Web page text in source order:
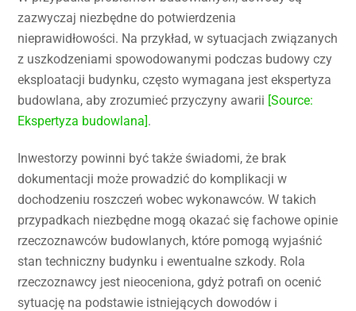
zazwyczaj niezbędne do potwierdzenia
nieprawidłowości. Na przykład, w sytuacjach związanych
z uszkodzeniami spowodowanymi podczas budowy czy
eksploatacji budynku, często wymagana jest ekspertyza
budowlana, aby zrozumieć przyczyny awarii [Source:
Ekspertyza budowlana].
Inwestorzy powinni być także świadomi, że brak
dokumentacji może prowadzić do komplikacji w
dochodzeniu roszczeń wobec wykonawców. W takich
przypadkach niezbędne mogą okazać się fachowe opinie
rzeczoznawców budowlanych, które pomogą wyjaśnić
stan techniczny budynku i ewentualne szkody. Rola
rzeczoznawcy jest nieoceniona, gdyż potrafi on ocenić
sytuację na podstawie istniejących dowodów i